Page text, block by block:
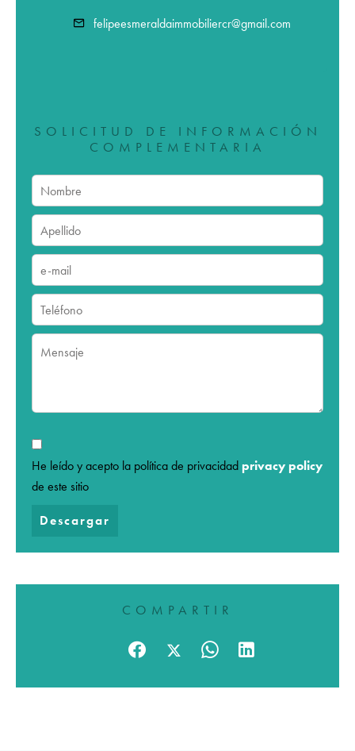
felipeesmeraldaimmobiliercr@gmail.com
SOLICITUD DE INFORMACIÓN
COMPLEMENTARIA
He leído y acepto la política de privacidad privacy policy
de este sitio
Descargar
COMPARTIR